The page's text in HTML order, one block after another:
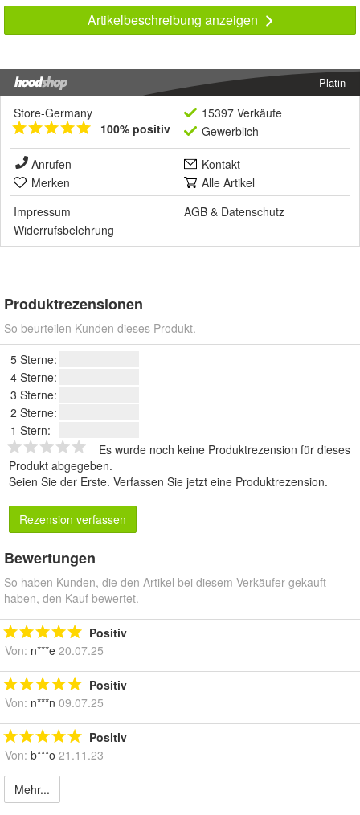
Artikelbeschreibung anzeigen
Platin
Store-Germany
100% positiv
15397 Verkäufe
Gewerblich
Anrufen
Kontakt
Merken
Alle Artikel
Impressum
AGB & Datenschutz
Widerrufsbelehrung
Produktrezensionen
So beurteilen Kunden dieses Produkt.
5 Sterne:
4 Sterne:
3 Sterne:
2 Sterne:
1 Stern:
Es wurde noch keine Produktrezension für dieses
Produkt abgegeben.
Seien Sie der Erste. Verfassen Sie jetzt eine Produktrezension.
Rezension verfassen
Bewertungen
So haben Kunden, die den Artikel bei diesem Verkäufer gekauft
haben, den Kauf bewertet.
Positiv
Von: n***e 20.07.25
Positiv
Von: n***n 09.07.25
Positiv
Von: b***o 21.11.23
Mehr...